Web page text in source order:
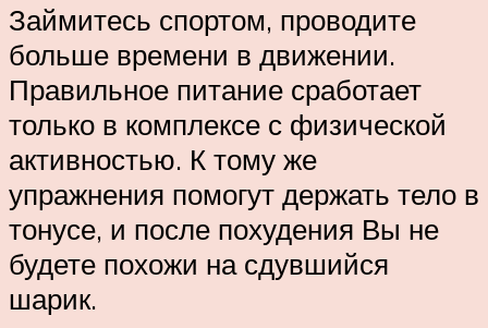
Займитесь спортом, проводите
больше времени в движении.
Правильное питание сработает
только в комплексе с физической
активностью. К тому же
упражнения помогут держать тело в
тонусе, и после похудения Вы не
будете похожи на сдувшийся
шарик.